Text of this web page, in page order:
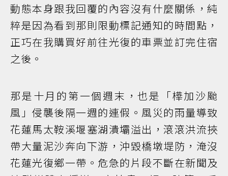
動態本身跟我回覆的內容沒有什麼關係，純
粹是因為看到那則限動標記通知的時間點，
正巧在我購買好前往光復的車票並訂完住宿
之後。
那是十月的第一個週末，也是「樺加沙颱
風」侵襲後隔一週的連假。風災的雨量導致
花蓮馬太鞍溪堰塞湖潰壩溢出，滾滾洪流挾
帶大量泥沙奔向下游，沖毀橋墩堤防，淹沒
花蓮光復鄉一帶。危急的片段不斷在新聞及